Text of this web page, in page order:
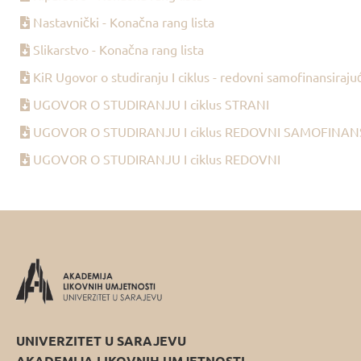
Nastavnički - Konačna rang lista
Slikarstvo - Konačna rang lista
KiR Ugovor o studiranju I ciklus - redovni
UGOVOR O STUDIRANJU I ciklus STRANI
UGOVOR O STUDIRANJU I ciklus REDOVNI
UGOVOR O STUDIRANJU I ciklus REDOVNI
UNIVERZITET U SARAJEVU